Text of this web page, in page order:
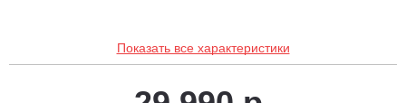
Показать все характеристики